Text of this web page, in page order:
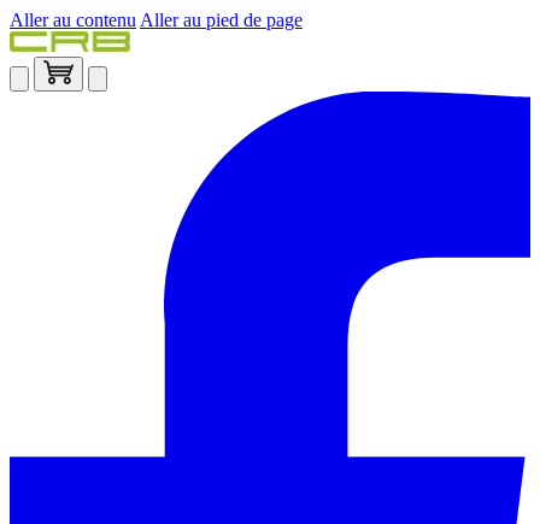
Aller au contenu Aller au pied de page